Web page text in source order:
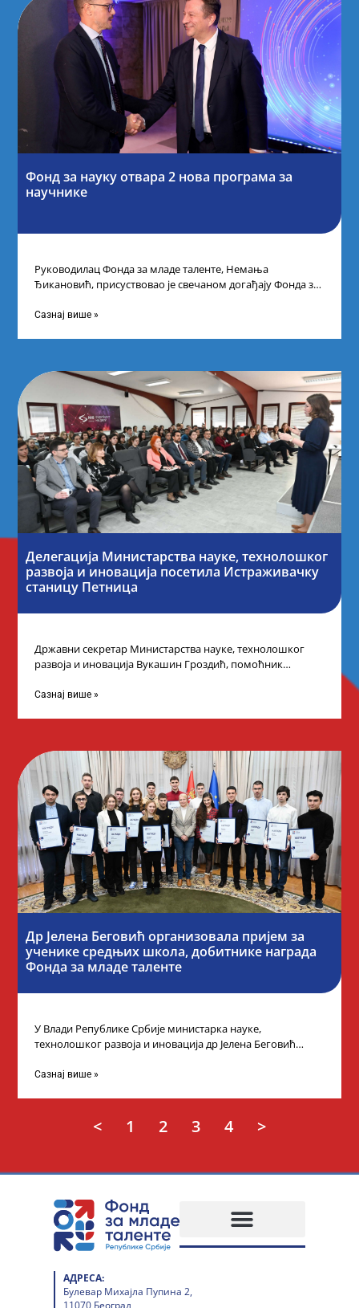
Фонд за науку отвара 2 нова програма за
научнике
Руководилац Фонда за младе таленте, Немања
Ђикановић, присуствовао је свечаном догађају Фонда за
Сазнај више »
Делегација Министарства науке, технолошког
развоја и иновација посетила Истраживачку
станицу Петница
Државни секретар Министарства науке, технолошког
развоја и иновација Вукашин Гроздић, помоћник
промоцију
Сазнај више »
Др Јелена Беговић организовала пријем за
ученике средњих школа, добитнике награда
Фонда за младе таленте
У Влади Републике Србије министарка науке,
технолошког развоја и иновација др Јелена Беговић
Сазнај више »
< 1 2 3 4 >
АДРЕСА:
Булевар Михајла Пупина 2,
11070 Београд